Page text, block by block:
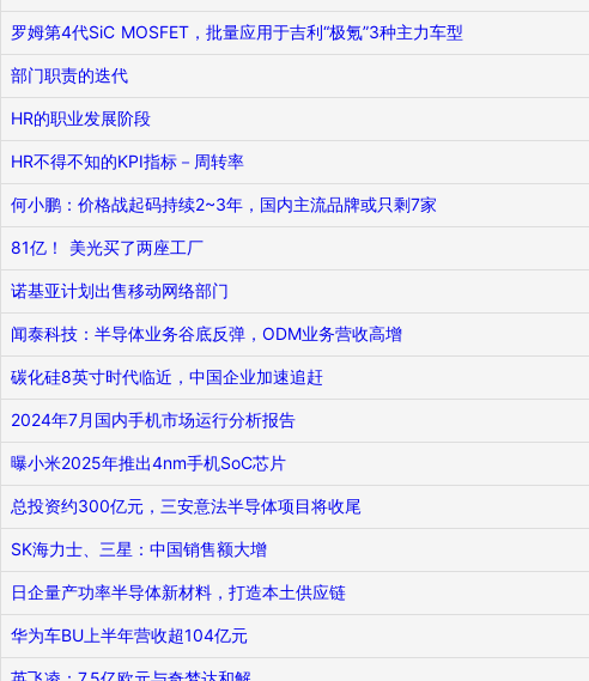
罗姆第4代SiC MOSFET，批量应用于吉利“极氪”3种主力车型
部门职责的迭代
HR的职业发展阶段
HR不得不知的KPI指标－周转率
何小鹏：价格战起码持续2~3年，国内主流品牌或只剩7家
81亿！ 美光买了两座工厂
诺基亚计划出售移动网络部门
闻泰科技：半导体业务谷底反弹，ODM业务营收高增
碳化硅8英寸时代临近，中国企业加速追赶
2024年7月国内手机市场运行分析报告
曝小米2025年推出4nm手机SoC芯片
总投资约300亿元，三安意法半导体项目将收尾
SK海力士、三星：中国销售额大增
日企量产功率半导体新材料，打造本土供应链
华为车BU上半年营收超104亿元